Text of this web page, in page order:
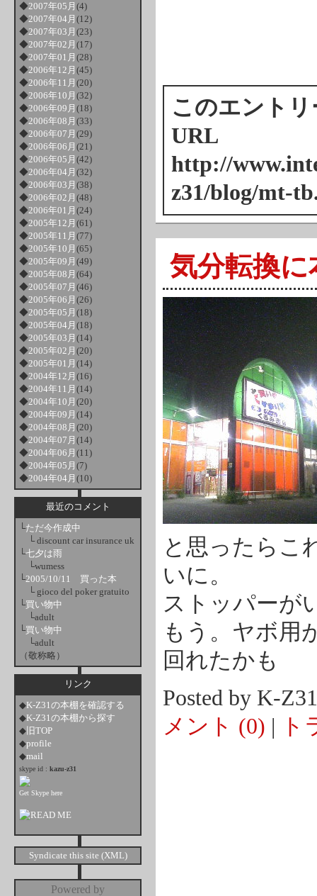
このエント
URL
http://
z31/blog/mt-
気分転換
と思ったらこ
いに。
ストッパーが
もう。ヤボ用
回れたかも
Posted by K-
メント (0) | ト
◆2007年05月 (4)
◆2007年04月 (12)
◆2007年03月 (23)
◆2007年02月 (17)
◆2007年01月 (28)
◆2006年12月 (45)
◆2006年11月 (20)
◆2006年10月 (32)
◆2006年09月 (18)
◆2006年08月 (33)
◆2006年07月 (29)
◆2006年06月 (21)
◆2006年05月 (42)
◆2006年04月 (32)
◆2006年03月 (38)
◆2006年02月 (48)
◆2006年01月 (24)
◆2005年12月 (61)
◆2005年11月 (77)
◆2005年10月 (65)
◆2005年09月 (49)
◆2005年08月 (64)
◆2005年07月 (46)
◆2005年06月 (26)
◆2005年05月 (18)
◆2005年04月 (18)
◆2005年03月 (14)
◆2005年02月 (20)
◆2005年01月 (14)
◆2004年12月 (16)
◆2004年11月 (14)
◆2004年10月 (20)
◆2004年09月 (14)
◆2004年08月 (20)
◆2004年07月 (14)
◆2004年06月 (11)
◆2004年05月 (7)
◆2004年04月 (10)
最近のコメント
└ただ今作成中
└ discount car insurance uk
└七夕は雨
└wumess
└2005/10/11 買った本
└ gioco del poker gratuito
└買い物中
└adult
└買い物中
└adult
（敬称略）
リンク
◆K-Z31の本棚を確認する
◆K-Z31の本棚から探す
◆ 旧TOP
◆profile
◆mail
skype id : kazu-z31
Get Skype here
Syndicate this site (XML)
Powered by